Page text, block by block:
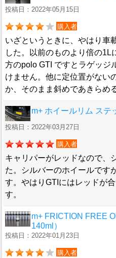
投稿日：2022年05月15日
購入者
いざというときに、やはり車
した。以前のものより倍の1L
方のpolo GTI ですとラゲッジ
けません。他に定位置がない
か、そのまま斜めであきらめ
m+ ホイールリム ステ
投稿日：2022年03月27日
購入者
キャリパーがレッドなので、
た。シルバーのホイールです
す。やはりGTIにはレッドが
す。
m+ FRICTION FREE
140ml）
投稿日：2022年01月23日
購入者